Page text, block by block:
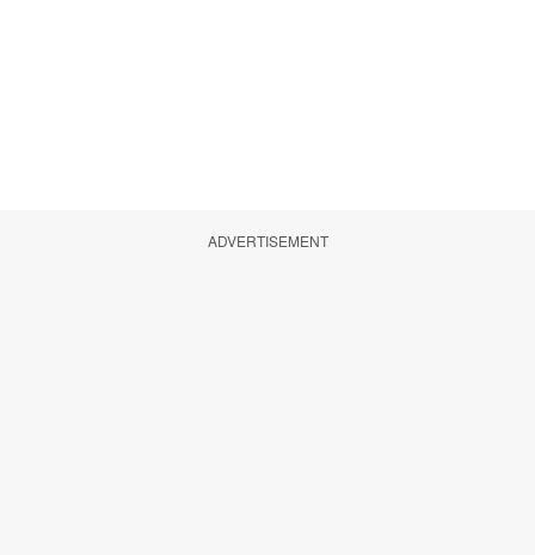
ADVERTISEMENT